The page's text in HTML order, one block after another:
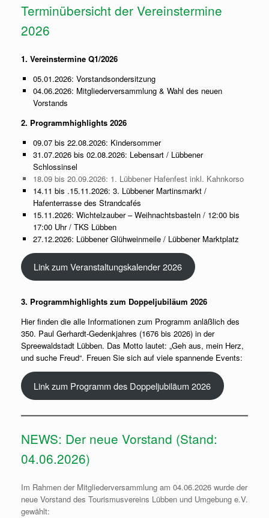
Terminübersicht der Vereinstermine
2026
1. Vereinstermine Q1/2026
05.01.2026: Vorstandsondersitzung
04.06.2026: Mitgliederversammlung & Wahl des neuen
Vorstands
2. Programmhighlights 2026
09.07 bis 22.08.2026: Kindersommer
31.07.2026 bis 02.08.2026: Lebensart / Lübbener
Schlossinsel
18.09 bis 20.09.2026: 1. Lübbener Hafenfest inkl. Kahnkorso
14.11 bis .15.11.2026: 3. Lübbener Martinsmarkt /
Hafenterrasse des Strandcafés
15.11.2026: Wichtelzauber – Weihnachtsbasteln / 12:00 bis
17:00 Uhr / TKS Lübben
27.12.2026: Lübbener Glühweinmeile / Lübbener Marktplatz
Link zum Veranstaltungskalender 2026
3. Programmhighlights zum Doppeljubiläum 2026
Hier finden die alle Informationen zum Programm anläßlich des
350. Paul Gerhardt-Gedenkjahres (1676 bis 2026) in der
Spreewaldstadt Lübben. Das Motto lautet: „Geh aus, mein Herz,
und suche Freud“. Freuen Sie sich auf viele spannende Events:
Link zum Programm des Doppeljubiläum 2026
NEWS: Der neue Vorstand (Stand:
04.06.2026)
Im Rahmen der Mitgliederversammlung am 04.06.2026 wurde der
neue Vorstand des Tourismusvereins Lübben und Umgebung e.V.
gewählt: